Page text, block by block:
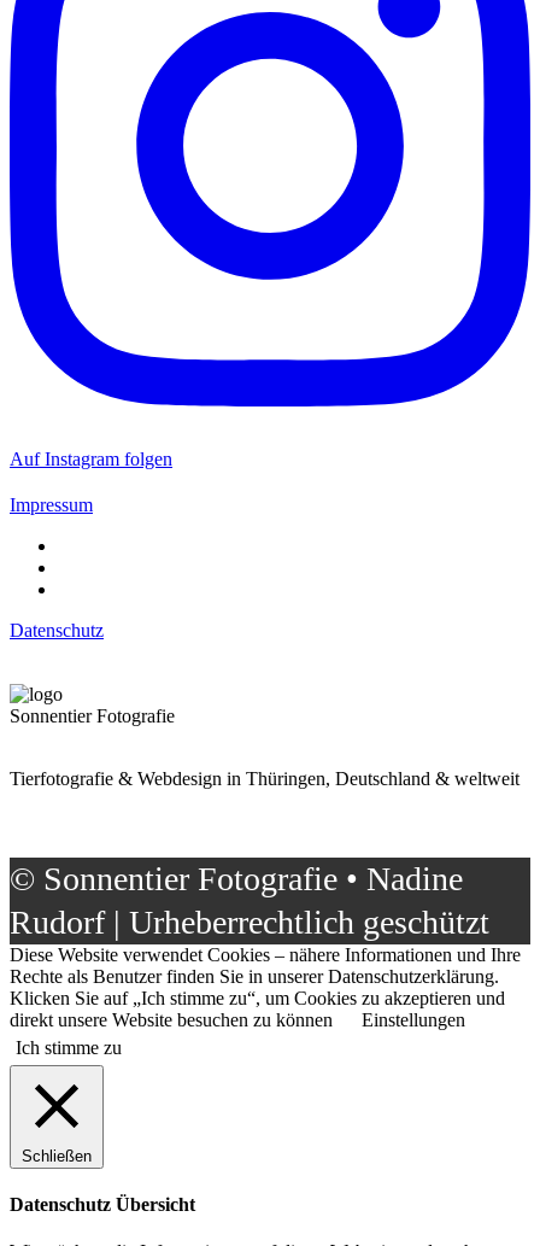
Auf Instagram folgen
Impressum
Datenschutz
Sonnentier Fotografie
Tierfotografie & Webdesign in Thüringen, Deutschland & weltweit
© Sonnentier Fotografie • Nadine
Rudorf | Urheberrechtlich geschützt
Diese Website verwendet Cookies – nähere Informationen und Ihre
Rechte als Benutzer finden Sie in unserer Datenschutzerklärung.
Klicken Sie auf „Ich stimme zu“, um Cookies zu akzeptieren und
direkt unsere Website besuchen zu können
Einstellungen
Ich stimme zu
Schließen
Datenschutz Übersicht